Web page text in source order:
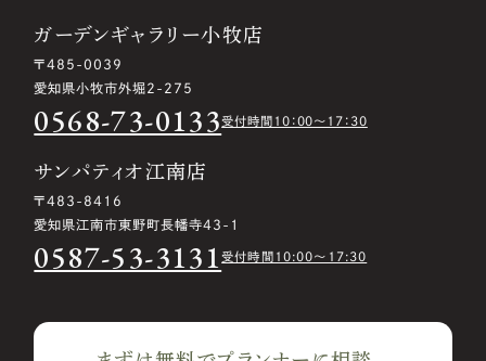
ガーデンギャラリー小牧店
〒485-0039
愛知県小牧市外堀2-275
0568-73-0133受付時間10：00〜17：30
サンパティオ江南店
〒483-8416
愛知県江南市東野町長幡寺43-1
0587-53-3131受付時間10:00〜17:30